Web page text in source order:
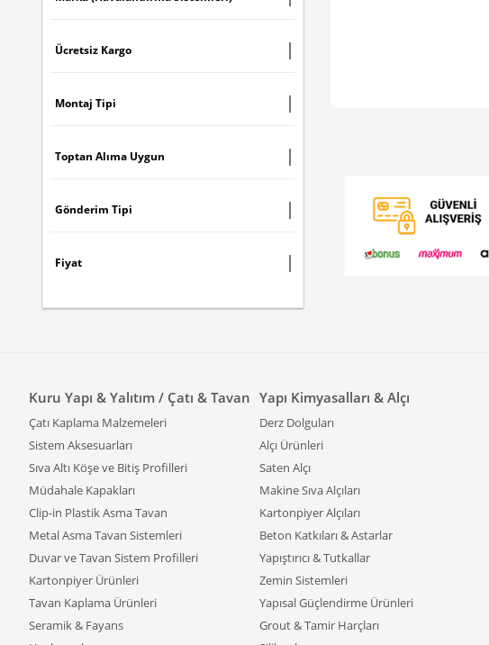
Ücretsiz Kargo
Montaj Tipi
Toptan Alıma Uygun
Gönderim Tipi
Fiyat
Kuru Yapı & Yalıtım / Çatı & Tavan
Çatı Kaplama Malzemeleri
Sistem Aksesuarları
Sıva Altı Köşe ve Bitiş Profilleri
Müdahale Kapakları
Clip-in Plastik Asma Tavan
Metal Asma Tavan Sistemleri
Duvar ve Tavan Sistem Profilleri
Kartonpiyer Ürünleri
Tavan Kaplama Ürünleri
Seramik & Fayans
Yapı Kimyasalları & Alçı
Derz Dolguları
Alçı Ürünleri
Saten Alçı
Makine Sıva Alçıları
Kartonpiyer Alçıları
Beton Katkıları & Astarlar
Yapıştırıcı & Tutkallar
Zemin Sistemleri
Yapısal Güçlendirme Ürünleri
Grout & Tamir Harçları